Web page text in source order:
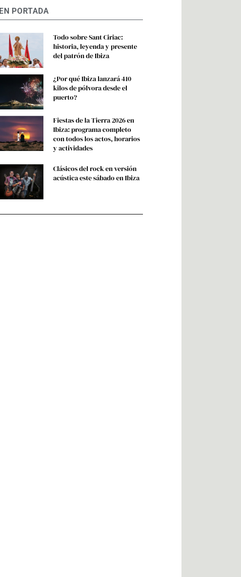
EN PORTADA
Todo sobre Sant Ciriac:
historia, leyenda y presente
del patrón de Ibiza
¿Por qué Ibiza lanzará 410
kilos de pólvora desde el
puerto?
Fiestas de la Tierra 2026 en
Ibiza: programa completo
con todos los actos, horarios
y actividades
Clásicos del rock en versión
acústica este sábado en Ibiza